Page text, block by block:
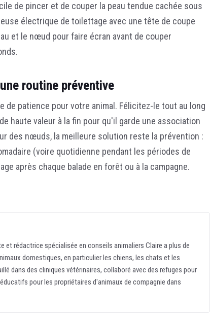
de pincer et de couper la peau tendue cachée sous
électrique de toilettage avec une tête de coupe
et le nœud pour faire écran avant de couper
routine préventive
de patience pour votre animal. Félicitez-le tout au long
haute valeur à la fin pour qu'il garde une association
des nœuds, la meilleure solution reste la prévention :
(voire quotidienne pendant les périodes de
après chaque balade en forêt ou à la campagne.
et rédactrice spécialisée en conseils animaliers Claire a plus de
domestiques, en particulier les chiens, les chats et les
dans des cliniques vétérinaires, collaboré avec des refuges pour
pour les propriétaires d'animaux de compagnie dans